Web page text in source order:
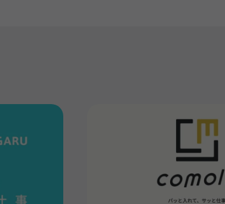
ミュニケーションがとりやすい反面、一人で集中する
的ってことだね。」
方がいいですか？